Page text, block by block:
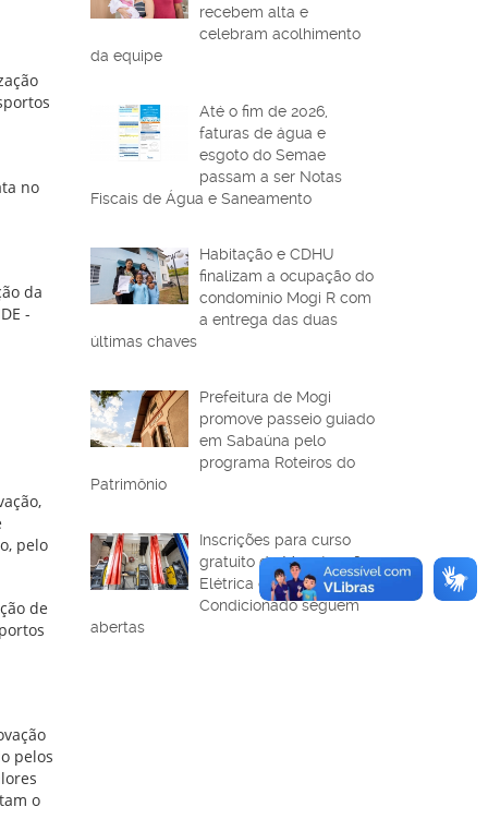
no
da
-
pelo
de
pelos
o
recebem alta e
celebram acolhimento
da equipe
Até o fim de 2026,
faturas de água e
esgoto do Semae
passam a ser Notas
Fiscais de Água e Saneamento
Habitação e CDHU
finalizam a ocupação do
condomínio Mogi R com
a entrega das duas
últimas chaves
Prefeitura de Mogi
promove passeio guiado
em Sabaúna pelo
programa Roteiros do
Patrimônio
Inscrições para curso
gratuito de Manutenção
Elétrica com Ar-
Condicionado seguem
abertas